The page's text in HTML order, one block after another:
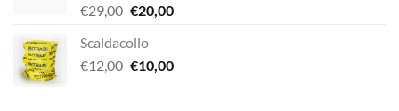
€189,00.
€29,00 Il
originale
era:
€20,00Il
è:
Scaldacollo
€12,00 Il
€10,00Il